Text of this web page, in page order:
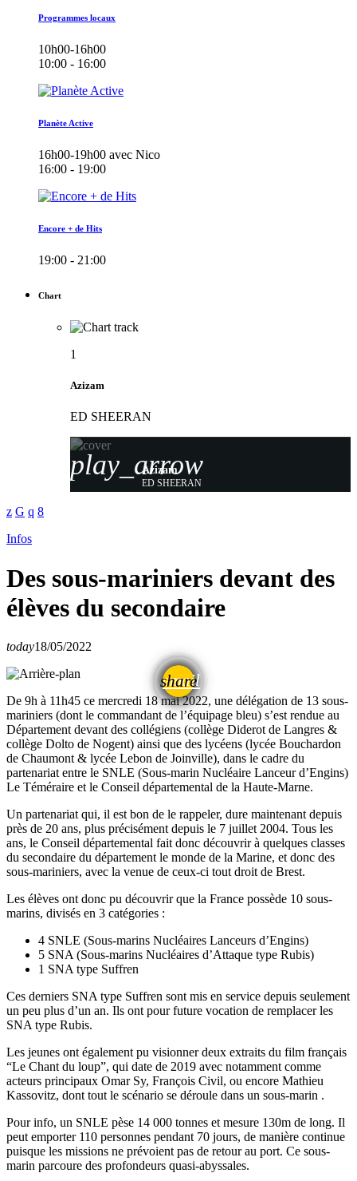
Programmes locaux
10h00-16h00
10:00 - 16:00
Planète Active
16h00-19h00 avec Nico
16:00 - 19:00
Encore + de Hits
19:00 - 21:00
Chart
1
Azizam
ED SHEERAN
play_arrow
Azizam
ED SHEERAN
Infos
Des sous-mariniers devant des
élèves du secondaire
today18/05/2022
share
email
De 9h à 11h45 ce mercredi 18 mai 2022, une délégation de 13 sous-
mariniers (dont le commandant de l’équipage bleu) s’est rendue au
Département devant des collégiens (collège Diderot de Langres &
collège Dolto de Nogent) ainsi que des lycéens (lycée Bouchardon
de Chaumont & lycée Lebon de Joinville), dans le cadre du
partenariat entre le SNLE (Sous-marin Nucléaire Lanceur d’Engins)
Le Téméraire et le Conseil départemental de la Haute-Marne.
Un partenariat qui, il est bon de le rappeler, dure maintenant depuis
près de 20 ans, plus précisément depuis le 7 juillet 2004. Tous les
ans, le Conseil départemental fait donc découvrir à quelques classes
du secondaire du département le monde de la Marine, et donc des
sous-mariniers, avec la venue de ceux-ci tout droit de Brest.
Les élèves ont donc pu découvrir que la France possède 10 sous-
marins, divisés en 3 catégories :
4 SNLE (Sous-marins Nucléaires Lanceurs d’Engins)
5 SNA (Sous-marins Nucléaires d’Attaque type Rubis)
1 SNA type Suffren
Ces derniers SNA type Suffren sont mis en service depuis seulement
un peu plus d’un an. Ils ont pour future vocation de remplacer les
SNA type Rubis.
Les jeunes ont également pu visionner deux extraits du film français
“Le Chant du loup”, qui date de 2019 avec notamment comme
acteurs principaux Omar Sy, François Civil, ou encore Mathieu
Kassovitz, dont tout le scénario se déroule dans un sous-marin .
Pour info, un SNLE pèse 14 000 tonnes et mesure 130m de long. Il
peut emporter 110 personnes pendant 70 jours, de manière continue
puisque les missions ne prévoient pas de retour au port. Ce sous-
marin parcoure des profondeurs quasi-abyssales.